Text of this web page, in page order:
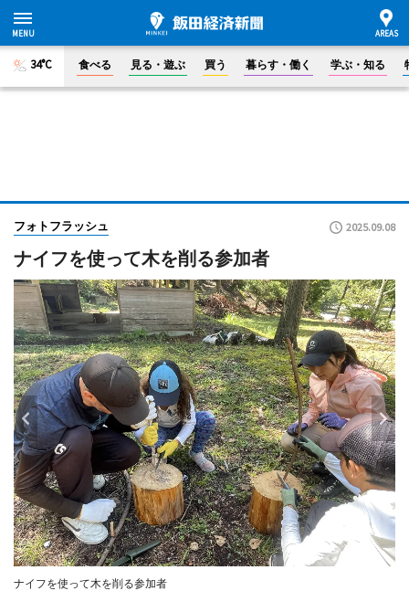
34°C 食べる 見る・遊ぶ 買う 暮らす・働く 学ぶ・知る
フォトフラッシュ 2025.09.08
ナイフを使って木を削る参加者
ナイフを使って木を削る参加者